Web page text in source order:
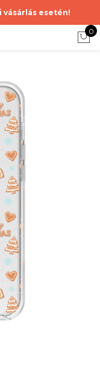
vásárlás esetén!
0